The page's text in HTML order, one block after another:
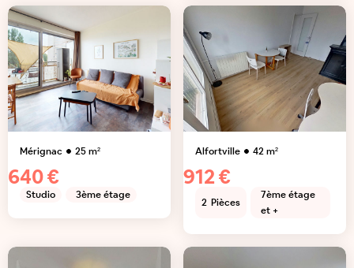
Mérignac 25m²
640 €
Studio 3ème étage
Alfortville 42m²
912 €
2 Pièces
7ème étage
et +